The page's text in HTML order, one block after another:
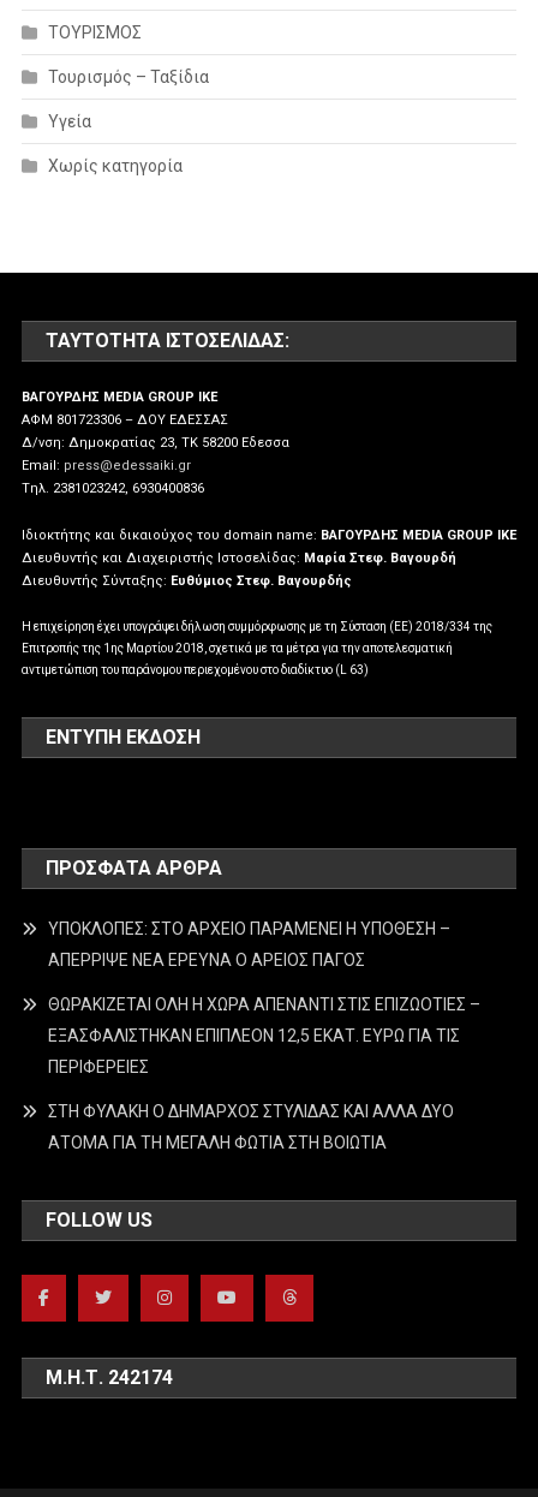
ΤΟΥΡΙΣΜΟΣ
Τουρισμός – Ταξίδια
Υγεία
Χωρίς κατηγορία
ΤΑΥΤΌΤΗΤΑ ΙΣΤΟΣΕΛΊΔΑΣ:
ΒΑΓΟΥΡΔΗΣ MEDIA GROUP IKE
ΑΦΜ 801723306 – ΔΟΥ ΕΔΕΣΣΑΣ
Δ/νση: Δημοκρατίας 23, ΤΚ 58200 Εδεσσα
Email: press@edessaiki.gr
Tηλ. 2381023242, 6930400836
Ιδιοκτήτης και δικαιούχος του domain name: ΒΑΓΟΥΡΔΗΣ MEDIA GROUP IKE
Διευθυντής και Διαχειριστής Ιστοσελίδας: Μαρία Στεφ. Βαγουρδή
Διευθυντής Σύνταξης: Ευθύμιος Στεφ. Βαγουρδής
Η επιχείρηση έχει υπογράψει δήλωση συμμόρφωσης με τη Σύσταση (ΕΕ) 2018/334 της
Επιτροπής της 1ης Μαρτίου 2018, σχετικά με τα μέτρα για την αποτελεσματική
αντιμετώπιση του παράνομου περιεχομένου στο διαδίκτυο (L 63)
ΕΝΤΥΠΗ ΕΚΔΟΣΗ
ΠΡΌΣΦΑΤΑ ΆΡΘΡΑ
ΥΠΟΚΛΟΠΕΣ: ΣΤΟ ΑΡΧΕΙΟ ΠΑΡΑΜΕΝΕΙ Η ΥΠΟΘΕΣΗ –
ΑΠΕΡΡΙΨΕ ΝΕΑ ΕΡΕΥΝΑ Ο ΑΡΕΙΟΣ ΠΑΓΟΣ
ΘΩΡΑΚΙΖΕΤΑΙ ΟΛΗ Η ΧΩΡΑ ΑΠΕΝΑΝΤΙ ΣΤΙΣ ΕΠΙΖΩΟΤΙΕΣ –
ΕΞΑΣΦΑΛΙΣΤΗΚΑΝ ΕΠΙΠΛΕΟΝ 12,5 ΕΚΑΤ. ΕΥΡΩ ΓΙΑ ΤΙΣ
ΠΕΡΙΦΕΡΕΙΕΣ
ΣΤΗ ΦΥΛΑΚΗ Ο ΔΗΜΑΡΧΟΣ ΣΤΥΛΙΔΑΣ ΚΑΙ ΑΛΛΑ ΔΥΟ
ΑΤΟΜΑ ΓΙΑ ΤΗ ΜΕΓΑΛΗ ΦΩΤΙΑ ΣΤΗ ΒΟΙΩΤΙΑ
FOLLOW US
Μ.Η.Τ. 242174